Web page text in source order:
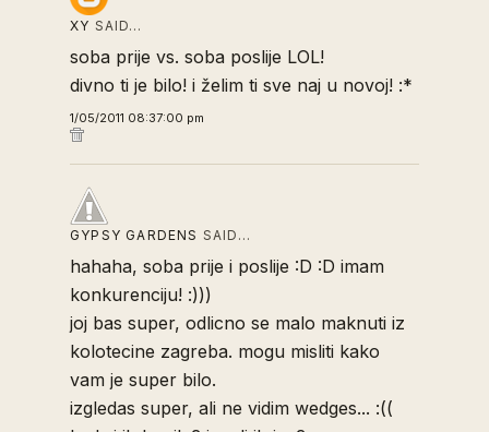
XY SAID…
soba prije vs. soba poslije LOL!
divno ti je bilo! i želim ti sve naj u novoj! :*
1/05/2011 08:37:00 pm
GYPSY GARDENS SAID…
hahaha, soba prije i poslije :D :D imam
konkurenciju! :)))
joj bas super, odlicno se malo maknuti iz
kolotecine zagreba. mogu misliti kako
vam je super bilo.
izgledas super, ali ne vidim wedges... :((